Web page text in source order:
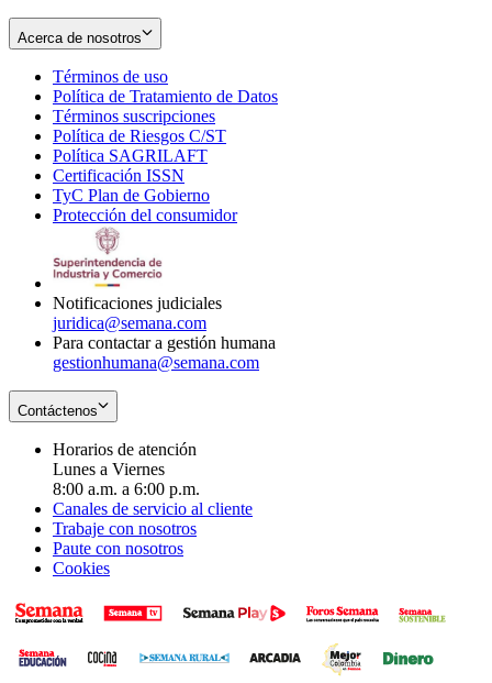
Acerca de nosotros
Términos de uso
in
new
window
Política de Tratamiento de Datos
Términos suscripciones
in
Política de Riesgos C/ST
Política SAGRILAFT
new
window
Certificación ISSN
in
new
TyC Plan de Gobierno
in
Protección del consumidorOpens
Notificaciones judiciales
juridica@semana.com
Para contactar a gestión humana
gestionhumana@semana.com
Contáctenos
Horarios de atención
Lunes a Viernes
8:00 a.m. a 6:00 p.m.
Canales de servicio al cliente
Trabaje con nosotros
Paute con nosotros
Cookies